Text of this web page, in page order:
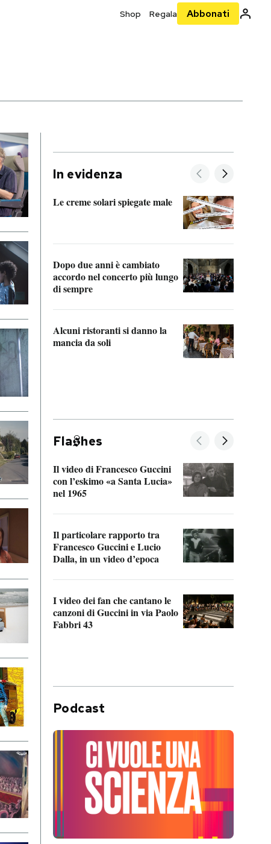
Shop Regala Abbonati
In evidenza
Le creme solari spiegate male
Dopo due anni è cambiato
accordo nel concerto più lungo
di sempre
Alcuni ristoranti si danno la
mancia da soli
Fla hes
Il video di Francesco Guccini
con l’eskimo «a Santa Lucia»
nel 1965
Il particolare rapporto tra
Francesco Guccini e Lucio
Dalla, in un video d’epoca
I video dei fan che cantano le
canzoni di Guccini in via Paolo
Fabbri 43
Podcast